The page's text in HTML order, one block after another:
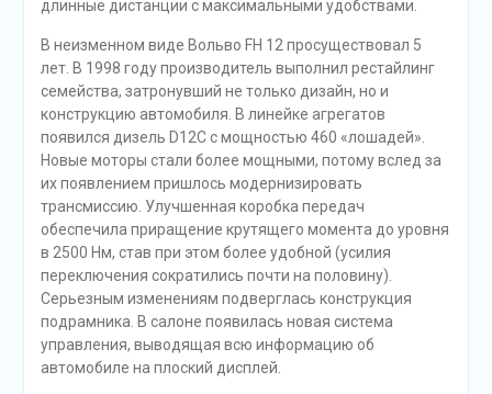
длинные дистанции с максимальными удобствами.
В неизменном виде Вольво FH 12 просуществовал 5
лет. В 1998 году производитель выполнил рестайлинг
семейства, затронувший не только дизайн, но и
конструкцию автомобиля. В линейке агрегатов
появился дизель D12C с мощностью 460 «лошадей».
Новые моторы стали более мощными, потому вслед за
их появлением пришлось модернизировать
трансмиссию. Улучшенная коробка передач
обеспечила приращение крутящего момента до уровня
в 2500 Нм, став при этом более удобной (усилия
переключения сократились почти на половину).
Серьезным изменениям подверглась конструкция
подрамника. В салоне появилась новая система
управления, выводящая всю информацию об
автомобиле на плоский дисплей.